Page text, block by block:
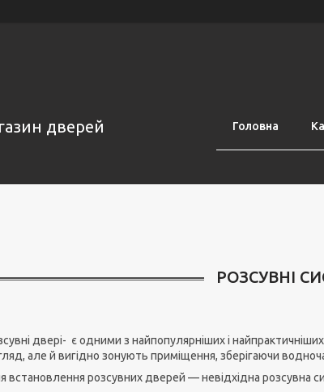
дверей Головна
РОЗСУВНІ
двері- є одними з найпопулярніших і
але й вигідно зонують приміщення, зберігаючи
встановлення розсувних дверей — невідхідна розсувна